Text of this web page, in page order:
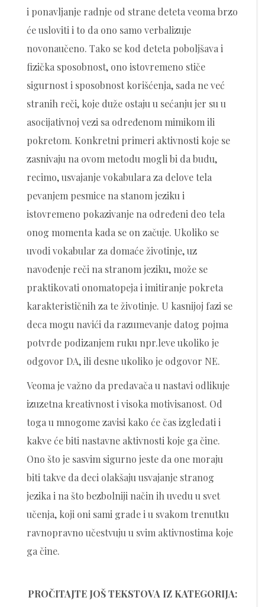
i ponavljanje radnje od strane deteta veoma brzo
će usloviti i to da ono samo verbalizuje
novonaučeno. Tako se kod deteta poboljšava i
fizička sposobnost, ono istovremeno stiče
sigurnost i sposobnost korišćenja, sada ne već
stranih reči, koje duže ostaju u sećanju jer su u
asocijativnoj vezi sa određenom mimikom ili
pokretom. Konkretni primeri aktivnosti koje se
zasnivaju na ovom metodu mogli bi da budu,
recimo, usvajanje vokabulara za delove tela
pevanjem pesmice na stanom jeziku i
istovremeno pokazivanje na određeni deo tela
onog momenta kada se on začuje. Ukoliko se
uvodi vokabular za domaće životinje, uz
navođenje reči na stranom jeziku, može se
praktikovati onomatopeja i imitiranje pokreta
karakterističnih za te životinje. U kasnijoj fazi se
deca mogu navići da razumevanje datog pojma
potvrde podizanjem ruku npr.leve ukoliko je
odgovor DA, ili desne ukoliko je odgovor NE.
Veoma je važno da predavača u nastavi odlikuje
izuzetna kreativnost i visoka motivisanost. Od
toga u mnogome zavisi kako će čas izgledati i
kakve će biti nastavne aktivnosti koje ga čine.
Ono što je sasvim sigurno jeste da one moraju
biti takve da deci olakšaju usvajanje stranog
jezika i na što bezbolniji način ih uvedu u svet
učenja, koji oni sami grade i u svakom trenutku
ravnopravno učestvuju u svim aktivnostima koje
ga čine.
PROČITAJTE JOŠ TEKSTOVA IZ KATEGORIJA: